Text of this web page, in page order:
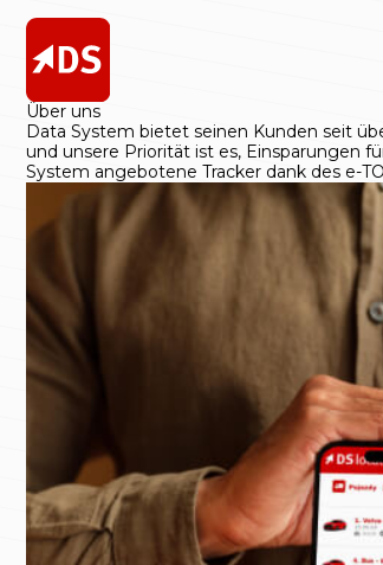
Über uns
Data System bietet seinen Kunden seit
und unsere Priorität ist es, Einsparungen
System angebotene Tracker dank des e-